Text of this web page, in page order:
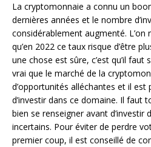
La cryptomonnaie a connu un
dernières années et le nombre
considérablement augmenté. L’on
qu’en 2022 ce taux risque d’être
une chose est sûre, c’est qu’il faut
vrai que le marché de la
d’opportunités alléchantes et il est
d’investir dans ce domaine. Il faut
bien se renseigner avant d’investir
incertains. Pour éviter de perdre
premier coup, il est conseillé de